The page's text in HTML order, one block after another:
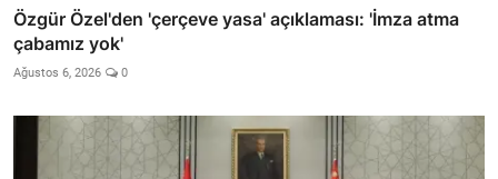
Özgür Özel'den 'çerçeve yasa' açıklaması: 'İmza atma
çabamız yok'
Ağustos 6, 2026 0